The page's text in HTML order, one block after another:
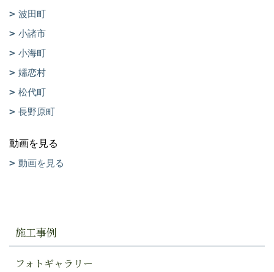
波田町
小諸市
小海町
嬬恋村
松代町
長野原町
動画を見る
動画を見る
施工事例
フォトギャラリー